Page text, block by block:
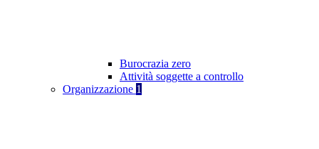
Burocrazia zero
Attività soggette a controllo
Organizzazione 1